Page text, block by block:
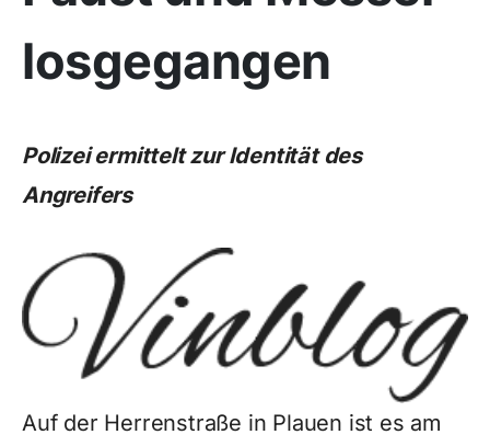
losgegangen
Polizei ermittelt zur Identität des
Angreifers
Auf der Herrenstraße in Plauen ist es am